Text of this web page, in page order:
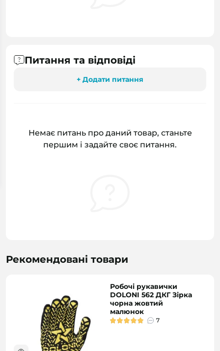
Питання та відповіді
+ Додати питання
Немає питань про даний товар, станьте
першим і задайте своє питання.
Рекомендовані товари
Робочі рукавички
DOLONI 562 ДКГ Зірка
чорна жовтий
малюнок
7